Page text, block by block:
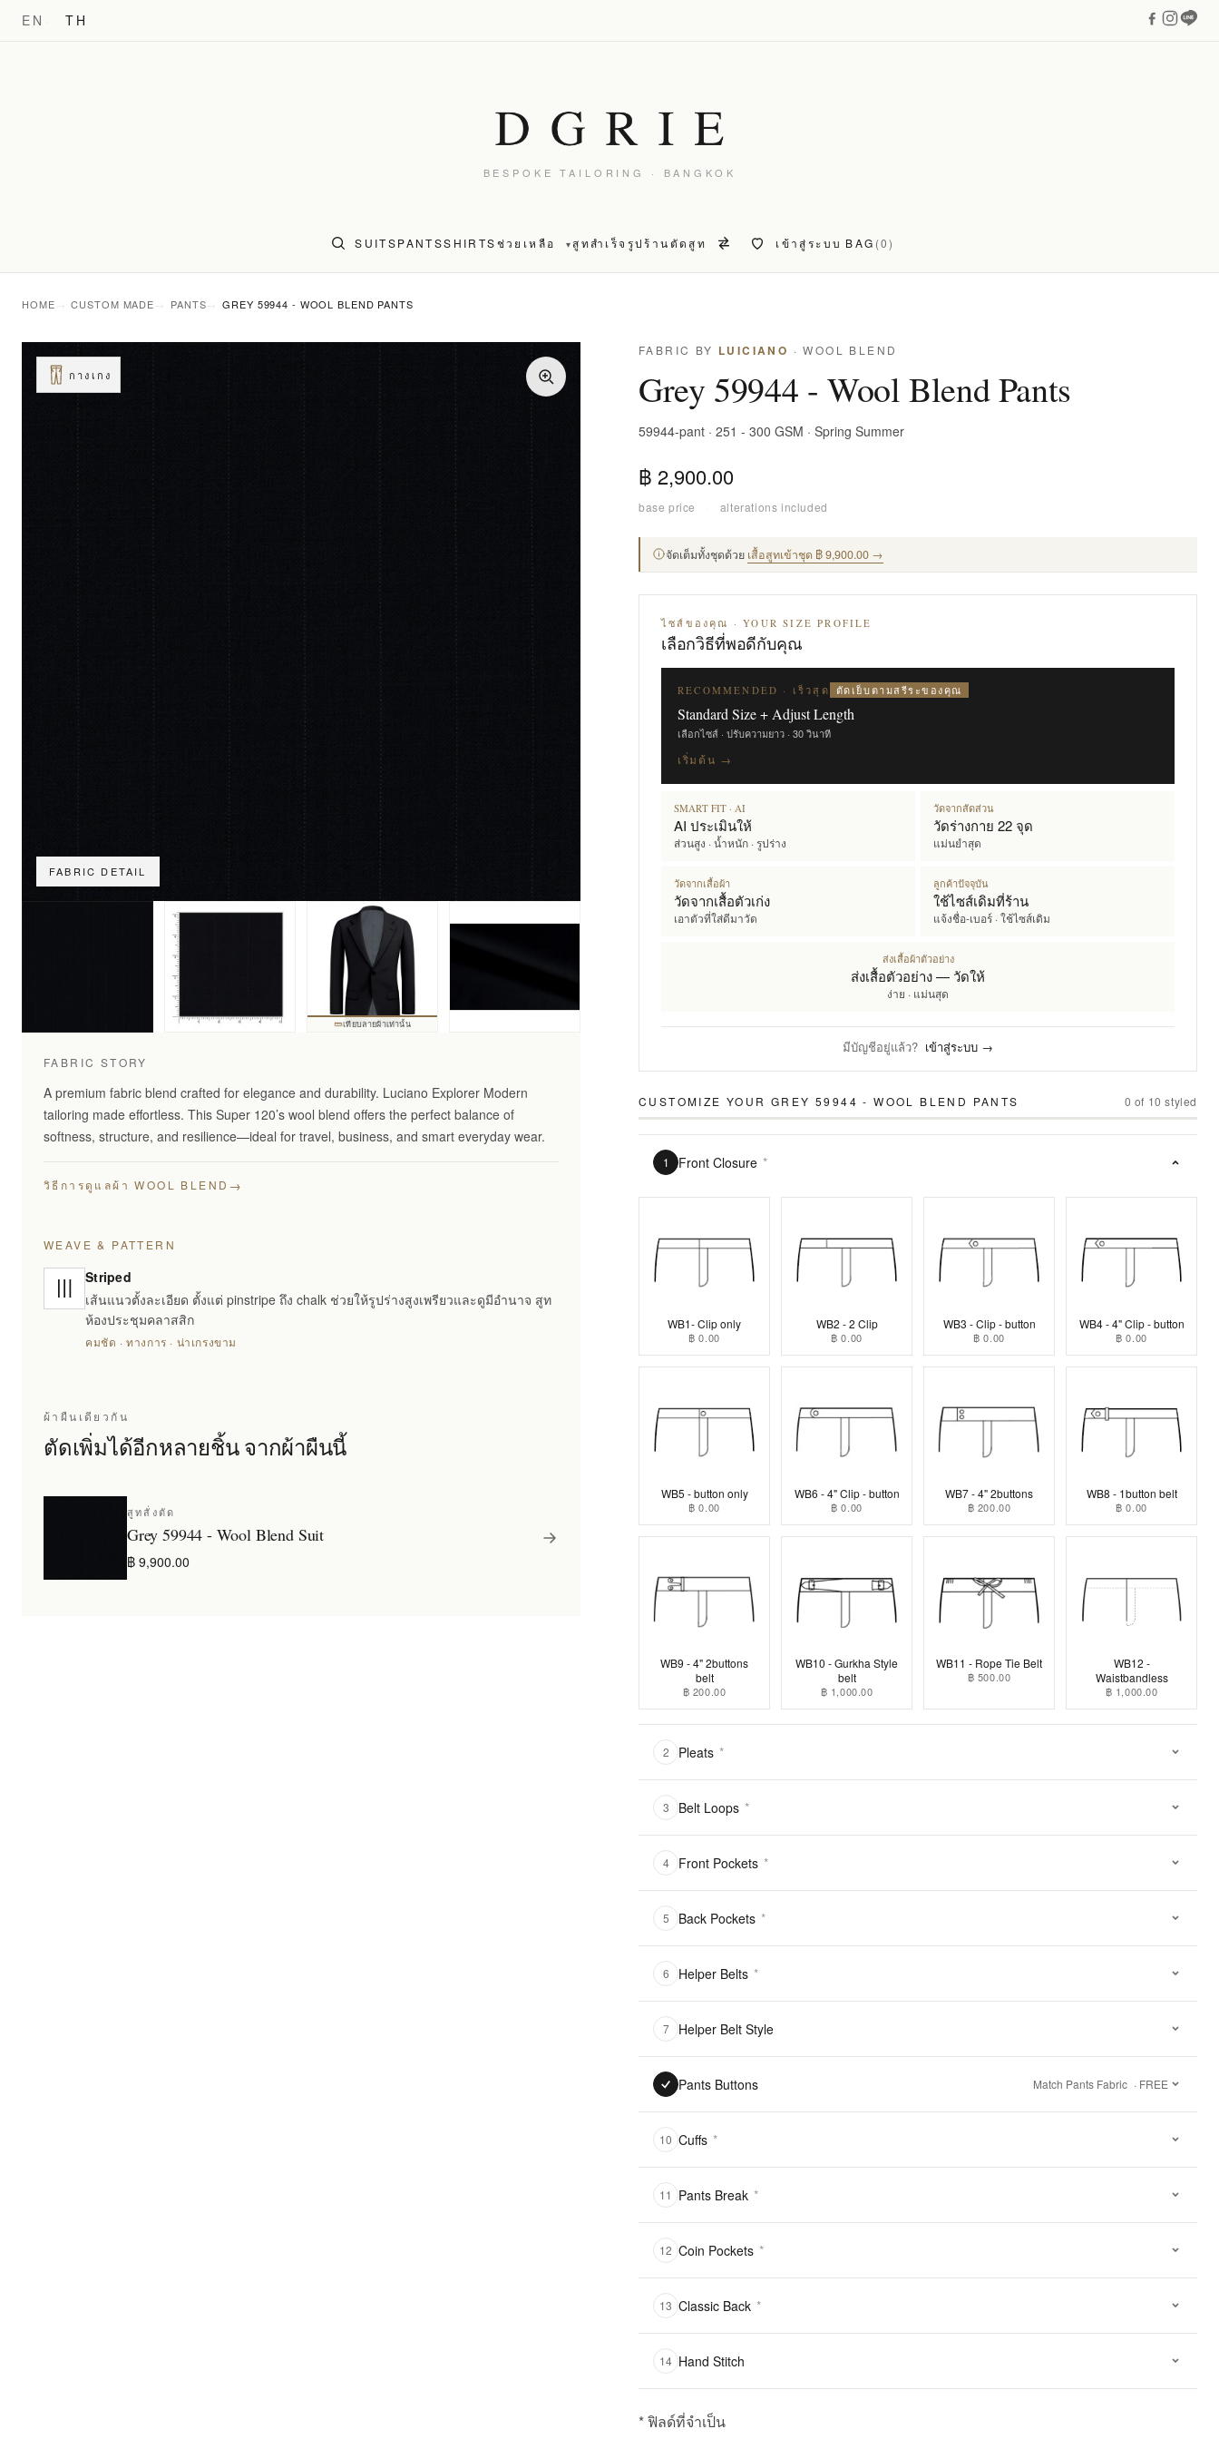
EN TH
BESPOKE TAILORING · BANGKOK
SUITSPANTSSHIRTSช่วยเหลือ ▾สูทสำเร็จรูปร้านตัดสูท เข้าสู่ระบบ BAG (0)
HOME CUSTOM MADE PANTS GREY 59944 - WOOL BLEND PANTS
FABRIC DETAIL
กางเกง
เทียบลายผ้าเท่านั้น
FABRIC STORY
A premium fabric blend crafted for elegance and durability. Luciano Explorer Modern
tailoring made effortless. This Super 120’s wool blend offers the perfect balance of
softness, structure, and resilience—ideal for travel, business, and smart everyday wear.
วิธีการดูแลผ้า WOOL BLEND →
WEAVE & PATTERN
Striped
เส้นแนวตั้งละเอียด ตั้งแต่ pinstripe ถึง chalk ช่วยให้รูปร่างสูงเพรียวและดูมีอำนาจ สูท
ห้องประชุมคลาสสิก
คมชัด · ทางการ · น่าเกรงขาม
ผ้าผืนเดียวกัน
ตัดเพิ่มได้อีกหลายชิ้น จากผ้าผืนนี้
สูทสั่งตัด
Grey 59944 - Wool Blend Suit
฿ 9,900.00
FABRIC BY LUICIANO · WOOL BLEND
Grey 59944 - Wool Blend Pants
59944-pant · 251 - 300 GSM · Spring Summer
฿ 2,900.00
base price · alterations included
จัดเต็มทั้งชุดด้วย เสื้อสูทเข้าชุด ฿ 9,900.00 →
ไซส์ของคุณ · YOUR SIZE PROFILE
เลือกวิธีที่พอดีกับคุณ
RECOMMENDED · เร็วสุด ตัดเย็บตามสรีระของคุณ
Standard Size + Adjust Length
เลือกไซส์ · ปรับความยาว · 30 วินาที
เริ่มต้น →
SMART FIT · AI
AI ประเมินให้
ส่วนสูง · น้ำหนัก · รูปร่าง
วัดจากสัดส่วน
วัดร่างกาย 22 จุด
แม่นยำสุด
วัดจากเสื้อผ้า
วัดจากเสื้อตัวเก่ง
เอาตัวที่ใส่ดีมาวัด
ลูกค้าปัจจุบัน
ใช้ไซส์เดิมที่ร้าน
แจ้งชื่อ-เบอร์ · ใช้ไซส์เดิม
ส่งเสื้อผ้าตัวอย่าง
ส่งเสื้อตัวอย่าง — วัดให้
ง่าย · แม่นสุด
มีบัญชีอยู่แล้ว? เข้าสู่ระบบ →
CUSTOMIZE YOUR GREY 59944 - WOOL BLEND PANTS 0 of 10 styled
1 Front Closure *
WB1- Clip only
฿ 0.00
WB2 - 2 Clip
฿ 0.00
WB3 - Clip - button
฿ 0.00
WB4 - 4" Clip - button
฿ 0.00
WB5 - button only
฿ 0.00
WB6 - 4" Clip - button
฿ 0.00
WB7 - 4" 2buttons
฿ 200.00
WB8 - 1button belt
฿ 0.00
WB9 - 4" 2buttons
belt
฿ 200.00
WB10 - Gurkha Style
belt
฿ 1,000.00
WB11 - Rope Tie Belt
฿ 500.00
WB12 -
Waistbandless
฿ 1,000.00
2 Pleats *
3 Belt Loops *
4 Front Pockets *
5 Back Pockets *
6 Helper Belts *
7 Helper Belt Style
Pants Buttons Match Pants Fabric · FREE
10 Cuffs *
11 Pants Break *
12 Coin Pockets *
13 Classic Back *
14 Hand Stitch
* ฟิลด์ที่จำเป็น